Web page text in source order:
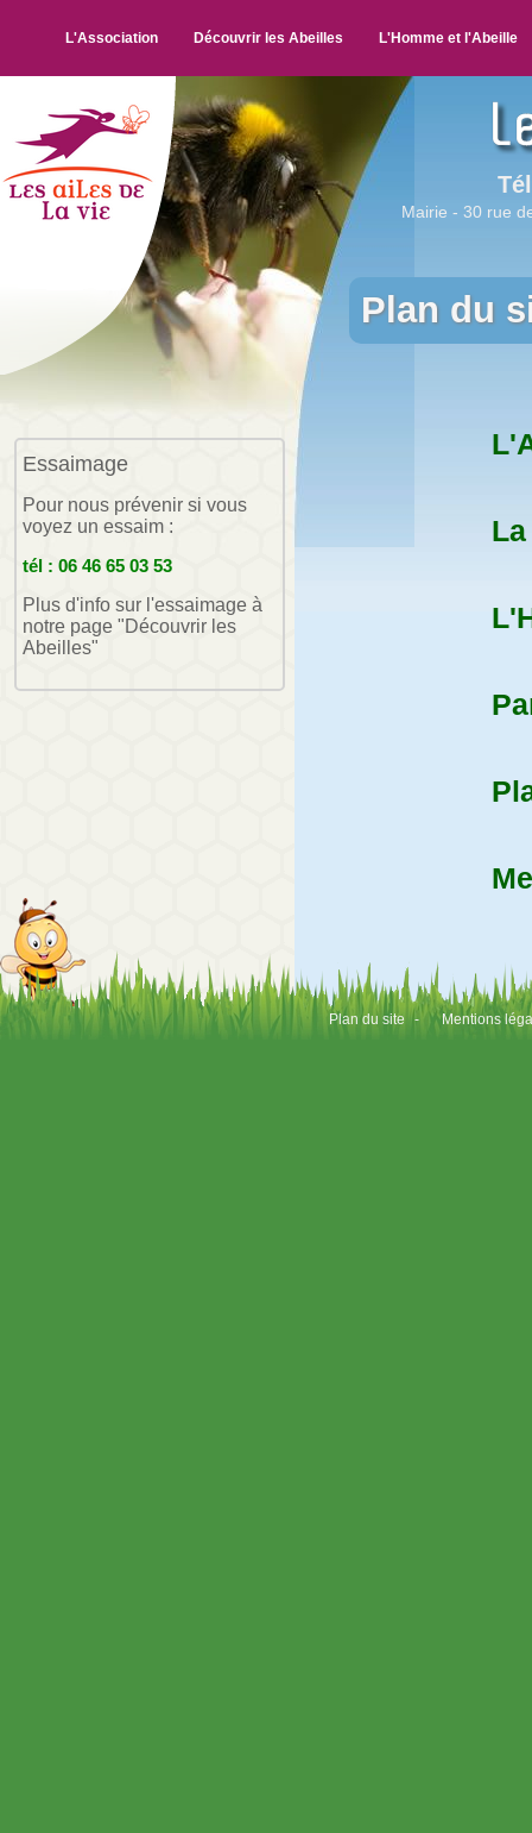
L'Association Découvrir les Abeilles L'Homme et l'Abeille
Essaimage
Pour nous prévenir si vous
voyez un essaim :
tél : 06 46 65 03 53
Plus d'info sur l'essaimage à
notre page "Découvrir les
Abeilles"
Mairie - 30 rue
Plan du
Plan du site - Mentions